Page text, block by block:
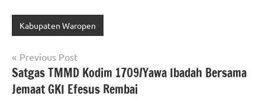
Kabupaten Waropen
Navigasi
pos
Previous Post
Satgas TMMD Kodim 1709/Yawa Ibadah Bersama
Jemaat GKI Efesus Rembai